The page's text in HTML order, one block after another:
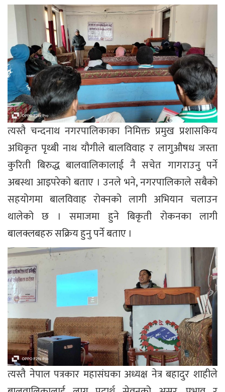
त्यस्तै चन्दनाथ नगरपालिकाका निमिक्त प्रमुख प्रशासकिय
अधिकृत पृथ्बी नाथ यौगीले बालविवाह र लागुऔषध जस्ता
कुरिती बिरुद्ध बालवालिकालाई नै सचेत गागराउनु पर्ने
अबस्था आइपरेको बताए । उनले भने, नगरपालिकाले सबैको
सहयोगमा बालविवाह रोक्नको लागी अभियान चलाउन
थालेको छ । समाजमा हुने बिकृती रोकनका लागी
बालक्लबहरु सक्रिय हुनु पर्ने बताए ।
त्यस्तै नेपाल पत्रकार महासंघका अध्यक्ष नेत्र बहादुर शाहीले